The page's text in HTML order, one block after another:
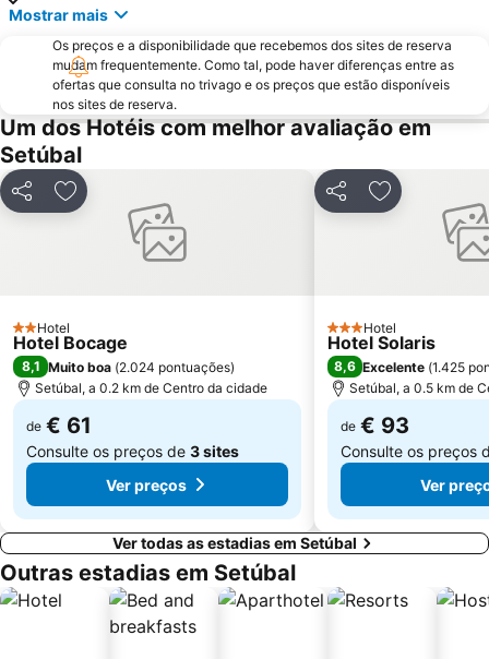
Parque Natural da Arrabida
Lagoa de Albufeira
do Ouro Sesimbra
Tróia Beach
Alcântara
Oceanário de Lisboa
Praia da Caparica
Chiado
Praia da Lagoa de Santo André
Praça do Rossio
Gare do Oriente
Centro Comercial Vasco da Gama
Coliseu dos Recreios
Praia da Ribeira do Cavalo
Galapinhos Beach
Praça do Comércio
Telheiras
Bairro Alto
Mostrar mais
Os preços e a disponibilidade que recebemos dos sites de reserva
mudam frequentemente. Como tal, pode haver diferenças entre as
ofertas que consulta no trivago e os preços que estão disponíveis
nos sites de reserva.
Um dos Hotéis com melhor avaliação em
Setúbal
PartilharAdicionar aos favoritos
2 Estrelas
Hotel
Hotel Bocage
8,1 Muito boa (2.024 pontuações)
Setúbal, a 0.2 km de Centro da cidade
de € 61
Consulte os preços de 3 sites
Ver preços
PartilharAdicionar
3 Estrelas
Hotel
Hotel Solaris
8,6 Excelente (1.425
Setúbal, a 0.5 km de
de € 93
Consulte os preços
Ver
Ver todas as estadias em Setúbal
Outras estadias em Setúbal